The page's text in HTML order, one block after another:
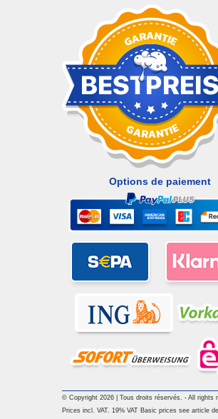
Options de paiement
© Copyright 2026 | Tous droits réservés. - All rights
Prices incl. VAT. 19% VAT Basic prices see article